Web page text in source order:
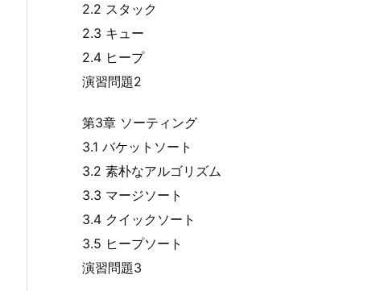
2.2 スタック
2.3 キュー
2.4 ヒープ
演習問題2
第3章 ソーティング
3.1 バケットソート
3.2 素朴なアルゴリズム
3.3 マージソート
3.4 クイックソート
3.5 ヒープソート
演習問題3